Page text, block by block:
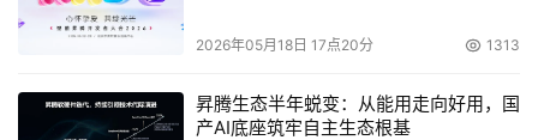
源、管网资源，形成从智慧燃气到智慧能源，再到智慧城市
的新的服务模式和业态，力争成为智慧能源发展的推动者，
2026年05月18日 17点20分 1313
昇腾生态半年蜕变：从能用走向好用，国
产AI底座筑牢自主生态根基